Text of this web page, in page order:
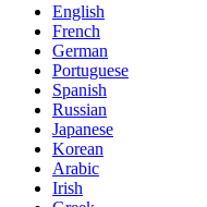
English
French
German
Portuguese
Spanish
Russian
Japanese
Korean
Arabic
Irish